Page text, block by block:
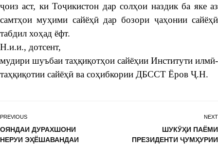
ҷоиз аст, ки Тоҷикистон дар солҳои наздик ба яке аз
самтҳои муҳими сайёҳӣ дар бозори ҷаҳонии сайёҳӣ
табдил хоҳад ёфт.
Н.и.и., дотсент,
мудири шуъбаи таҳқиқотҳои сайёҳии Институти илмӣ-
таҳқиқотии сайёҳӣ ва соҳибкории ДБССТ Ёров Ҷ.Н.
PREVIOUS
ОЯНДАИ ДУРАХШОНИ
НЕРУИ ЭҲЁШАВАНДАИ
NEXT
ШУКӮҲИ ПАЁМИ
ПРЕЗИДЕНТИ ҶУМҲУРИИ